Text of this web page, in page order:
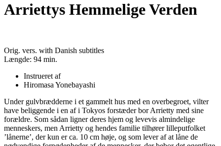
Arriettys Hemmelige Verden
Orig. vers. with Danish subtitles
Længde: 94 min.
Instrueret af
Hiromasa Yonebayashi
Under gulvbrædderne i et gammelt hus med en overbegroet, vilter
have beliggende i en af i Tokyos forstæder bor Arrietty med sine
forældre. Som sådan ligner deres hjem og levevis almindelige
menneskers, men Arrietty og hendes familie tilhører lilleputfolket
’lånerne’, der kun er ca. 10 cm høje, og som lever af at låne de